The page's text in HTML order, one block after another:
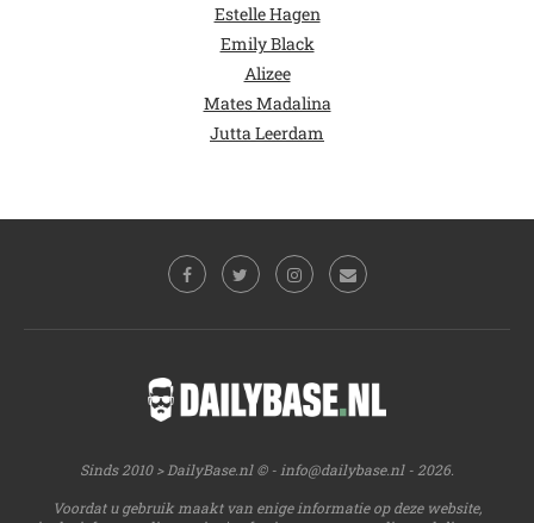
Estelle Hagen
Emily Black
Alizee
Mates Madalina
Jutta Leerdam
Sinds 2010 > DailyBase.nl © - info@dailybase.nl- 2026.
Voordat u gebruik maakt van enige informatie op deze website,